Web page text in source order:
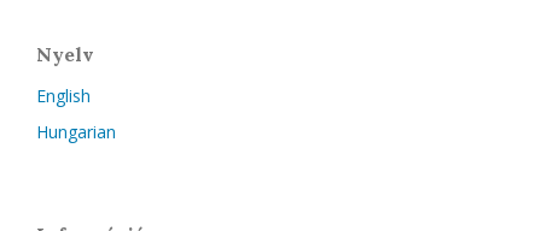
Nyelv
English
Hungarian